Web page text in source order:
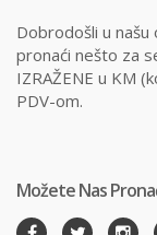
Dobrodošli u
pronaći nešto za
IZRAŽENE u KM
PDV-om.
Možete Nas